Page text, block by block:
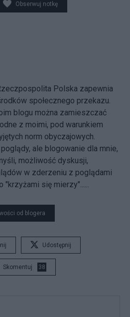
Obserwuj notkę
Polska zapewnia
społecznego przekazu.
blogu można zamieszczać
z moimi, pod warunkiem
norm obyczajowych.
ale blogowanie dla mnie,
możliwość dyskusji,
w zderzeniu z poglądami
"krzyżami się mierzy"......
od blogera
Udostępnij
Skomentuj 38